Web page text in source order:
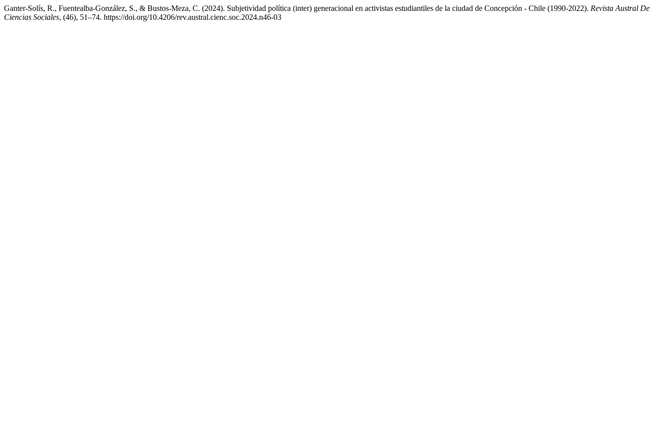
Ganter-Solís, R., Fuentealba-González, S., & Bustos-Meza, C. (2024). Subjetividad política (inter) generacional en activistas estudiantiles de la ciudad de Concepción - Chile (1990-2022). Revista Austral De
Ciencias Sociales, (46), 51–74. https://doi.org/10.4206/rev.austral.cienc.soc.2024.n46-03